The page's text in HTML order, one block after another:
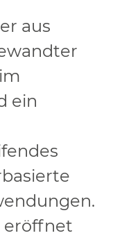
aus
ein
eröffnet